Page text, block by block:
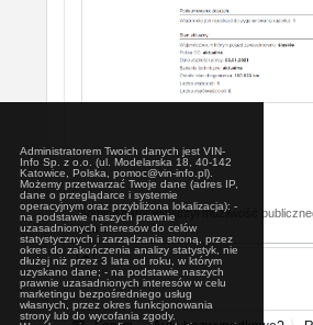
Administratorem Twoich danych jest VIN-
Info Sp. z o.o. (ul. Modelarska 18, 40-142
Katowice, Polska, pomoc@vin-info.pl).
Możemy przetwarzać Twoje dane (adres IP,
dane o przeglądarce i systemie
operacyjnym oraz przybliżona lokalizacja): -
na podstawie naszych prawnie
uzasadnionych interesów do celów
statystycznych i zarządzania stroną, przez
okres do zakończenia analizy statystyk, nie
dłużej niż przez 3 lata od roku, w którym
uzyskano dane; - na podstawie naszych
prawnie uzasadnionych interesów w celu
marketingu bezpośredniego usług
własnych, przez okres funkcjonowania
strony lub do wycofania zgody.
Administrator wyłączył możliwość
postów.